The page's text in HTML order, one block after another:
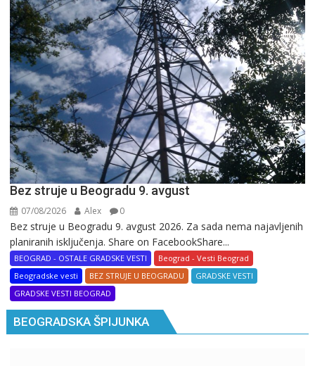
Bez struje u Beogradu 9. avgust
07/08/2026 Alex 0
Bez struje u Beogradu 9. avgust 2026. Za sada nema najavljenih
planiranih isključenja. Share on FacebookShare...
BEOGRAD - OSTALE GRADSKE VESTI
Beograd - Vesti Beograd
Beogradske vesti
BEZ STRUJE U BEOGRADU
GRADSKE VESTI
GRADSKE VESTI BEOGRAD
BEOGRADSKA ŠPIJUNKA